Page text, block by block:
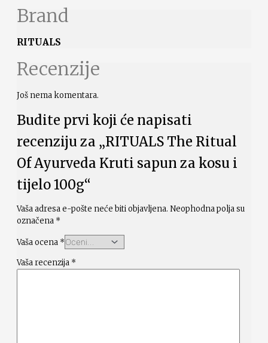
Brand
RITUALS
Recenzije
Još nema komentara.
Budite prvi koji će napisati
recenziju za „RITUALS The Ritual
Of Ayurveda Kruti sapun za kosu i
tijelo 100g“
Vaša adresa e-pošte neće biti objavljena. Neophodna polja su
označena *
Vaša ocena *
Vaša recenzija *